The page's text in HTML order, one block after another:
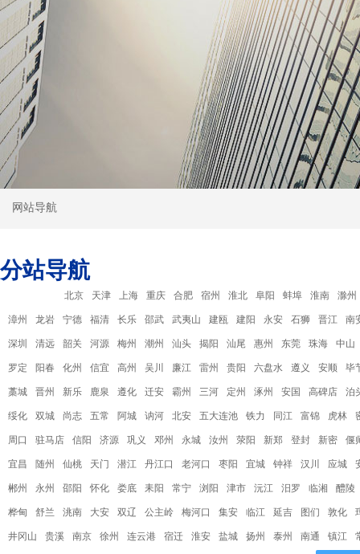
网站导航
分站导航
北京 天津 上海 重庆 合肥 宿州 淮北 阜阳 蚌埠 淮南 滁州
漳州 龙岩 宁德 福清 长乐 邵武 武夷山 建瓯 建阳 永安 石狮 晋江 南
深圳 清远 韶关 河源 梅州 潮州 汕头 揭阳 汕尾 惠州 东莞 珠海 中山
罗定 阳春 化州 信宜 高州 吴川 廉江 雷州 贵阳 六盘水 遵义 安顺 毕
藁城 晋州 新乐 鹿泉 遵化 迁安 霸州 三河 定州 涿州 安国 高碑店 泊
绥化 双城 尚志 五常 阿城 讷河 北安 五大连池 铁力 同江 富锦 虎林
周口 驻马店 信阳 济源 巩义 邓州 永城 汝州 荥阳 新郑 登封 新密 偃
宜昌 随州 仙桃 天门 潜江 丹江口 老河口 枣阳 宜城 钟祥 汉川 应城
郴州 永州 邵阳 怀化 娄底 耒阳 常宁 浏阳 津市 沅江 汨罗 临湘 醴陵
桦甸 舒兰 洮南 大安 双辽 公主岭 梅河口 集安 临江 延吉 图们 敦化
井冈山 贵溪 南京 徐州 连云港 宿迁 淮安 盐城 扬州 泰州 南通 镇江